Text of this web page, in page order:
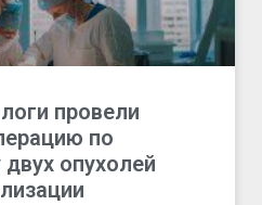
провели
по
опухолей